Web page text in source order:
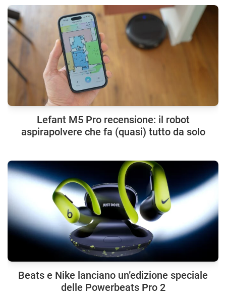
Lefant M5 Pro recensione: il robot
aspirapolvere che fa (quasi) tutto da solo
Beats e Nike lanciano un’edizione speciale
delle Powerbeats Pro 2